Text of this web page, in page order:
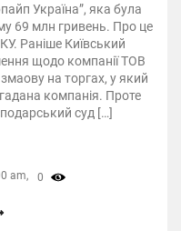
Україна”, яка була
69 млн гривень. Про це
Раніше Київський
щодо компанії ТОВ
змаову на торгах, у який
компанія. Проте
суд […]
am, 0